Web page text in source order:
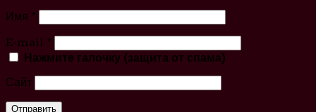
Имя *
E-mail *
Нажмите галочку (защита от спама)
Сайт